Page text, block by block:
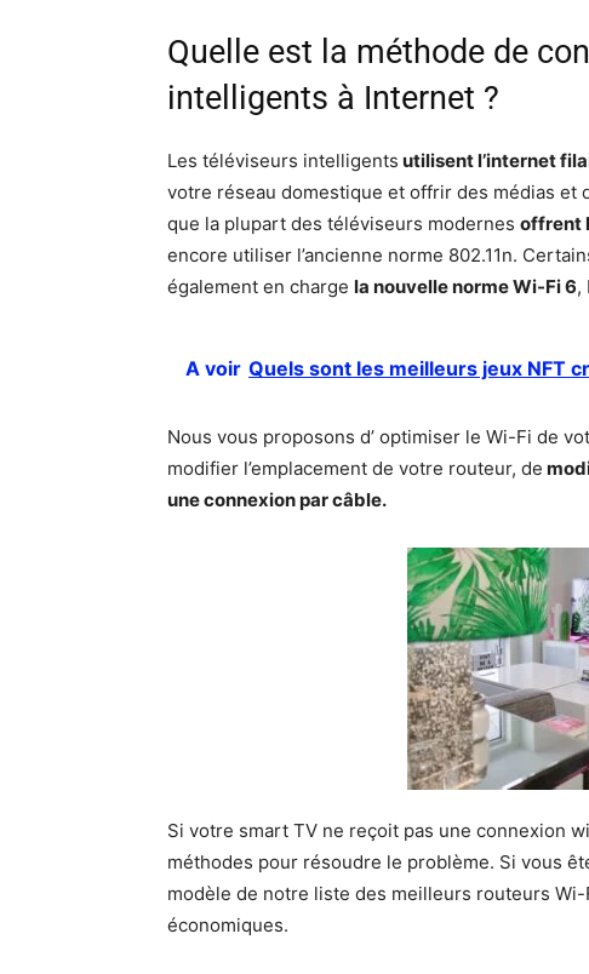
Quelle est la méthode de
intelligents à Internet ?
Les téléviseurs intelligents utilisent l’internet
votre réseau domestique et offrir des médias
que la plupart des téléviseurs modernes offrent
encore utiliser l’ancienne norme 802.11n.
également en charge la nouvelle norme Wi-Fi 6,
A voir Quels sont les meilleurs jeux NFT
Nous vous proposons d’ optimiser le Wi-Fi de
modifier l’emplacement de votre routeur, de
une connexion par câble.
Si votre smart TV ne reçoit pas une connexion
méthodes pour résoudre le problème. Si vous
modèle de notre liste des meilleurs routeurs
économiques.